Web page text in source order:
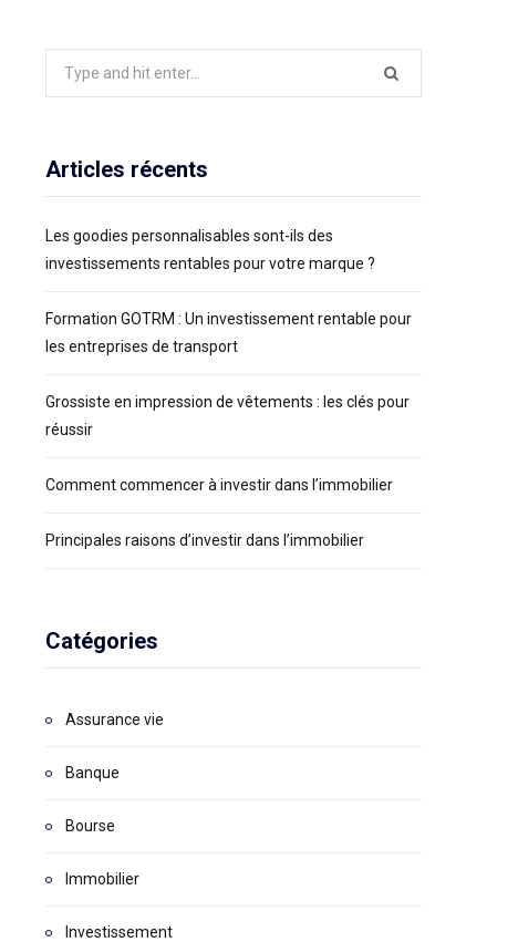
Articles récents
Les goodies personnalisables sont-ils des
investissements rentables pour votre marque ?
Formation GOTRM : Un investissement rentable pour
les entreprises de transport
Grossiste en impression de vêtements : les clés pour
réussir
Comment commencer à investir dans l’immobilier
Principales raisons d’investir dans l’immobilier
Catégories
Assurance vie
Banque
Bourse
Immobilier
Investissement